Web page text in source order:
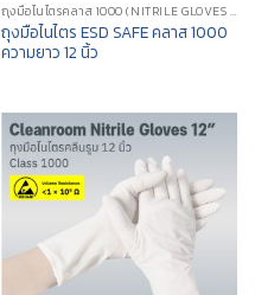
ถุงมือไนไตรคลาส 1000 (NITRILE GLOVES CLASS 1000)
ถุงมือไนไตร ESD SAFE คลาส 1000
ความยาว 12 นิ้ว